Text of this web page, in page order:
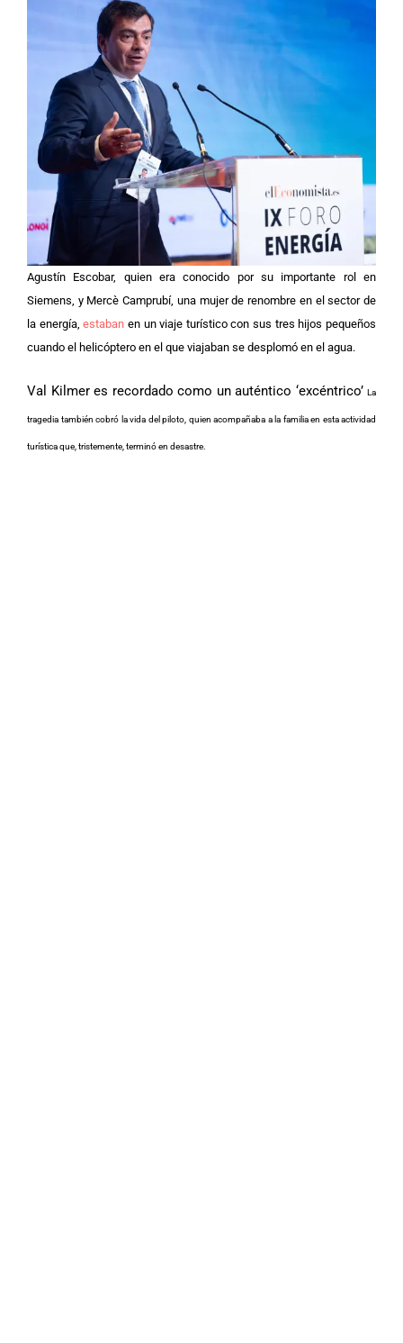
Agustín Escobar, quien era conocido por su importante rol en
Siemens, y Mercè Camprubí, una mujer de renombre en el sector de
la energía,estaban en un viaje turístico con sus tres hijos pequeños
cuando el helicóptero en el que viajaban se desplomó en el agua.
Val Kilmer es recordado como un auténtico ‘excéntrico’ La
tragedia también cobró la vida del piloto, quien acompañaba a la familia en esta actividad
turística que, tristemente, terminó en desastre.